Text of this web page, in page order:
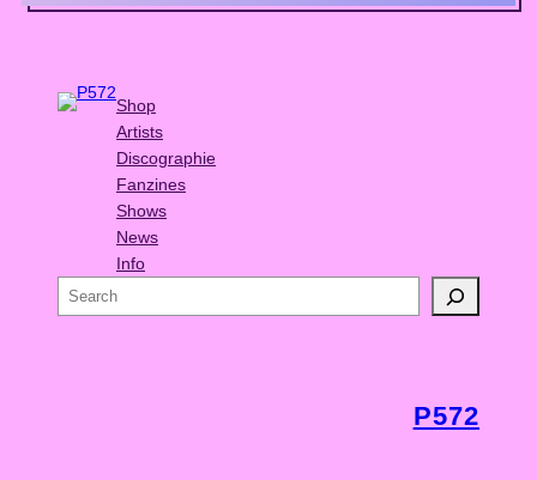
Shop
Artists
Discographie
Fanzines
Shows
News
Info
e
P572